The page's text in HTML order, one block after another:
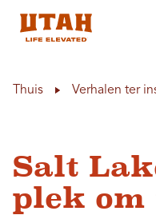
Thuis Verhalen ter
Salt
plek om